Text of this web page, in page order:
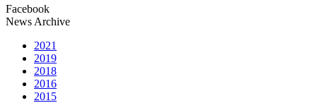
Facebook
News Archive
2021
2019
2018
2016
2015